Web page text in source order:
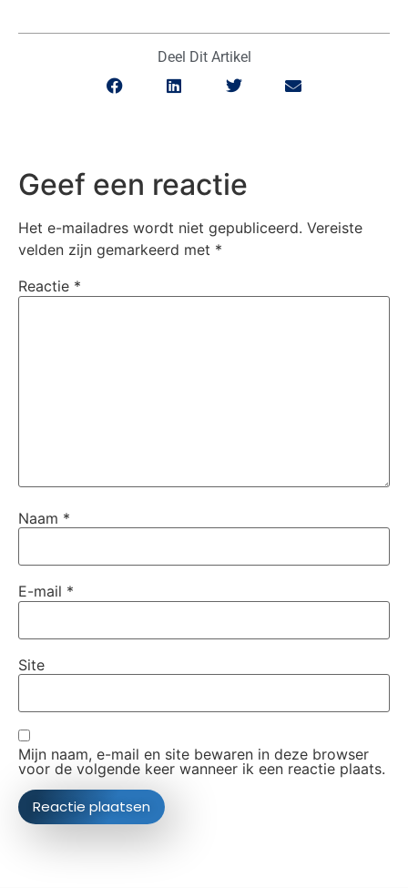
Deel Dit Artikel
Geef een reactie
Het e-mailadres wordt niet gepubliceerd. Vereiste
velden zijn gemarkeerd met *
Reactie *
Naam *
E-mail *
Site
Mijn naam, e-mail en site bewaren in deze browser
voor de volgende keer wanneer ik een reactie plaats.